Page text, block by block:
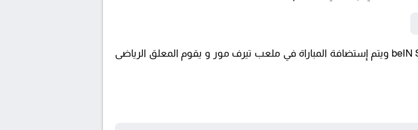
تنقل أحداث المباراة في الوطن العربي فضائيا على قناة beIN SPORTS 8 ويتم إستضافة المباراة في ملعب تيرف مور و يقوم المعلق الرياضى